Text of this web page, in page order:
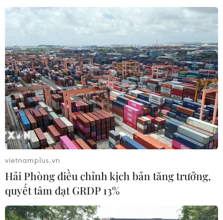
vietnamplus.vn
Hải Phòng điều chỉnh kịch bản tăng trưởng,
quyết tâm đạt GRDP 13%